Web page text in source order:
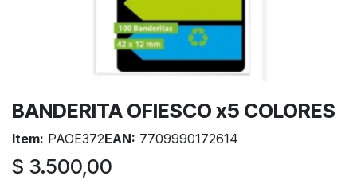
BANDERITA OFIESCO x5 COLORES
Item: PAOE372EAN: 7709990172614
$ 3.500,00